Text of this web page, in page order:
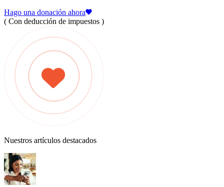
Hago una donación ahora
( Con deducción de impuestos )
Nuestros artículos destacados